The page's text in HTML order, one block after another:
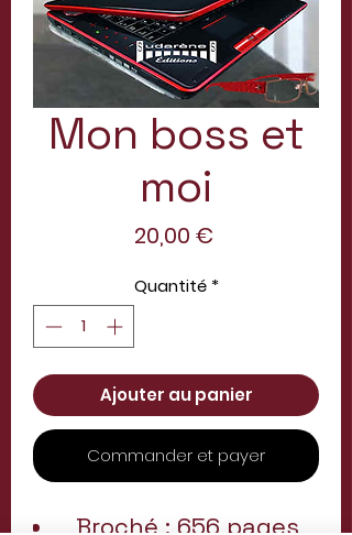
Mon boss et
moi
20,00 €Prix
Quantité *
Ajouter au panier
Commander et payer
Broché : 656 pages